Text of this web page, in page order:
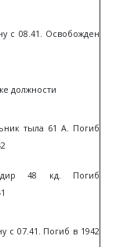
с 08.41. Освобожден
должности
тыла 61 А. Погиб
48 кд. Погиб
с 07.41. Погиб в 1942